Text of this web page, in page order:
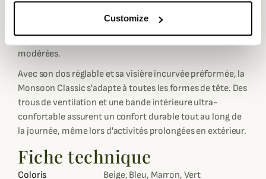
Customize
robustesse face aux éléments en fait un accessoire
indispensable pour les journées venteuses ou les averses
modérées.
Avec son dos réglable et sa visière incurvée préformée, la
Monsoon Classic s'adapte à toutes les formes de tête. Des
trous de ventilation et une bande intérieure ultra-
confortable assurent un confort durable tout au long de
la journée, même lors d'activités prolongées en extérieur.
Fiche technique
Coloris Beige, Bleu, Marron, Vert